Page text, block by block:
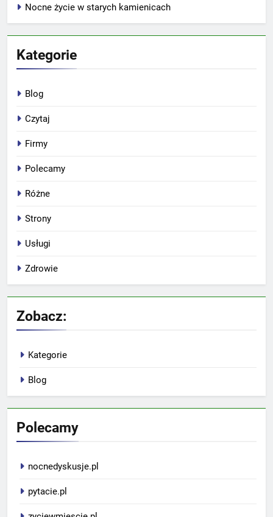
Nocne życie w starych kamienicach
Kategorie
Blog
Czytaj
Firmy
Polecamy
Różne
Strony
Usługi
Zdrowie
Zobacz:
Kategorie
Blog
Polecamy
nocnedyskusje.pl
pytacie.pl